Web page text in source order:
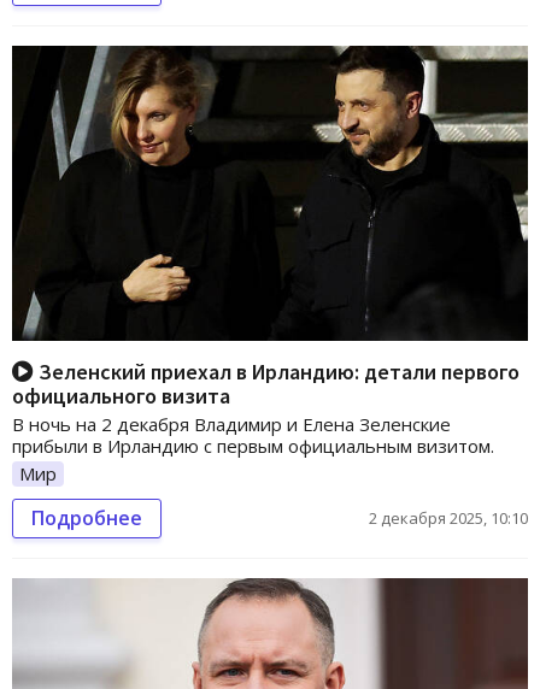
Зеленский приехал в Ирландию: детали первого
официального визита
В ночь на 2 декабря Владимир и Елена Зеленские
прибыли в Ирландию с первым официальным визитом.
Мир
Подробнее 2 декабря 2025, 10:10